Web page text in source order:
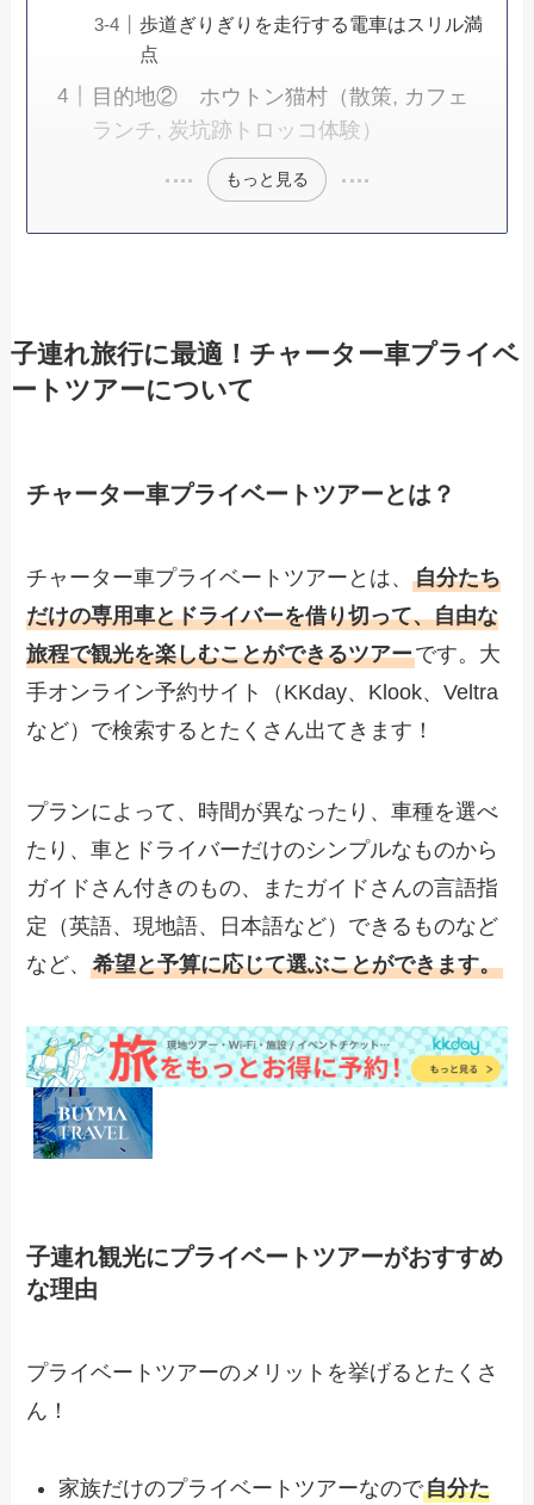
歩道ぎりぎりを走行する電車はスリル満
点
目的地② ホウトン猫村（散策, カフェ
ランチ, 炭坑跡トロッコ体験）
もっと見る
子連れ旅行に最適！チャーター車プライベ
ートツアーについて
チャーター車プライベートツアーとは？
チャーター車プライベートツアーとは、自分たち
だけの専用車とドライバーを借り切って、自由な
旅程で観光を楽しむことができるツアーです。大
手オンライン予約サイト（KKday、Klook、Veltra
など）で検索するとたくさん出てきます！
プランによって、時間が異なったり、車種を選べ
たり、車とドライバーだけのシンプルなものから
ガイドさん付きのもの、またガイドさんの言語指
定（英語、現地語、日本語など）できるものなど
など、希望と予算に応じて選ぶことができます。
子連れ観光にプライベートツアーがおすすめ
な理由
プライベートツアーのメリットを挙げるとたくさ
ん！
家族だけのプライベートツアーなので自分た